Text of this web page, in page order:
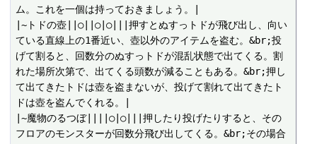
ム。これを一個は持っておきましょう。|
|~トドの壺||○||○|○|||押すとぬすっトドが飛び出し、向い
ている直線上の1番近い、壺以外のアイテムを盗む。&br;投
げて割ると、回数分のぬすっトドが混乱状態で出てくる。割
れた場所次第で、出てくる頭数が減ることもある。&br;押し
て出てきたトドは壺を盗まないが、投げて割れて出てきたト
ドは壺を盗んでくれる。|
|~魔物のるつぼ||||○|○|||押したり投げたりすると、その
フロアのモンスターが回数分飛び出してくる。&br;その場合